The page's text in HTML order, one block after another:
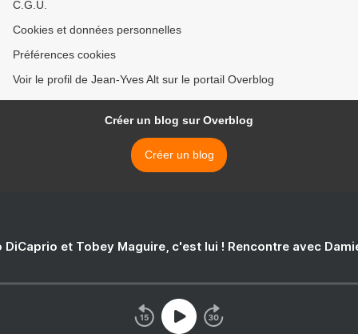
C.G.U.
Cookies et données personnelles
Préférences cookies
Voir le profil de Jean-Yves Alt sur le portail Overblog
Créer un blog sur Overblog
Créer un blog
DiCaprio et Tobey Maguire, c'est lui ! Rencontre avec